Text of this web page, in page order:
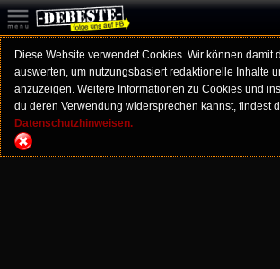
Diese Website verwendet Cookies. Wir können damit
auswerten, um nutzungsbasiert redaktionelle Inhalte
anzuzeigen. Weitere Informationen zu Cookies und
du deren Verwendung widersprechen kannst, findest
Datenschutzhinweisen.